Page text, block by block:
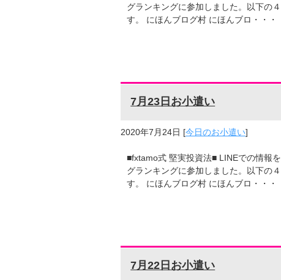
グランキングに参加しました。以下の
す。 にほんブログ村 にほんブロ・・・
7月23日お小遣い
2020年7月24日 [今日のお小遣い]
■fxtamo式 堅実投資法■ LINEでの情報
グランキングに参加しました。以下の
す。 にほんブログ村 にほんブロ・・・
7月22日お小遣い